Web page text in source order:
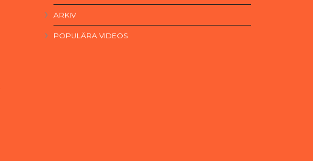
ARKIV
POPULÄRA VIDEOS